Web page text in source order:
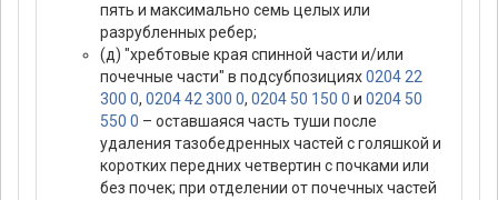
пять и максимально семь целых или
разрубленных ребер;
(д) "хребтовые края спинной части и/или
почечные части" в подсубпозициях0204 22
300 0, 0204 42 300 0, 0204 50 150 0 и 0204 50
550 0 – оставшаяся часть туши после
удаления тазобедренных частей с голяшкой и
коротких передних четвертин с почками или
без почек; при отделении от почечных частей